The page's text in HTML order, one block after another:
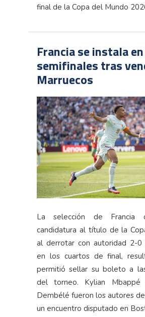
final de la Copa del Mundo
Francia se instala
semifinales tras
Marruecos
La selección de Francia
candidatura al título de la
al derrotar con autoridad 2-0
en los cuartos de final,
permitió sellar su boleto a
del torneo. Kylian Mbappé
Dembélé fueron los autores
un encuentro disputado en